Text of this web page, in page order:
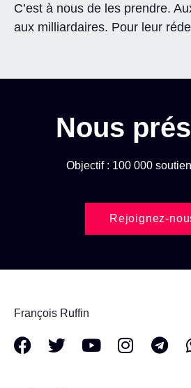
C’est à nous de les prendre.
aux milliardaires. Pour leur
Nous
Objectif : 100 000
Rejoignez-
François Ruffin